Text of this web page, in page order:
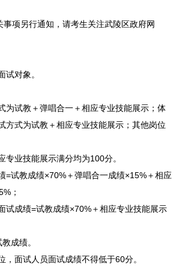
项另行通知，请考生关注武陵区政府网
试对象。
为试教＋弹唱合一＋相应专业技能展示；体
方式为试教＋相应专业技能展示；其他岗位
专业技能展示满分均为100分。
=试教成绩×70%＋弹唱合一成绩×15%＋相应
；
试成绩=试教成绩×70%＋相应专业技能展示
成绩。
，面试人员面试成绩不得低于60分。